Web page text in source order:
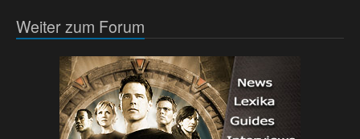
Weiter zum Forum